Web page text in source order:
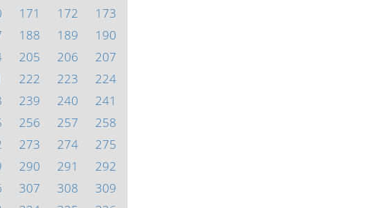
171 172
173
188 189
190
205 206
207
222 223
224
239 240
241
256 257
258
273 274
275
290 291
292
307 308
309